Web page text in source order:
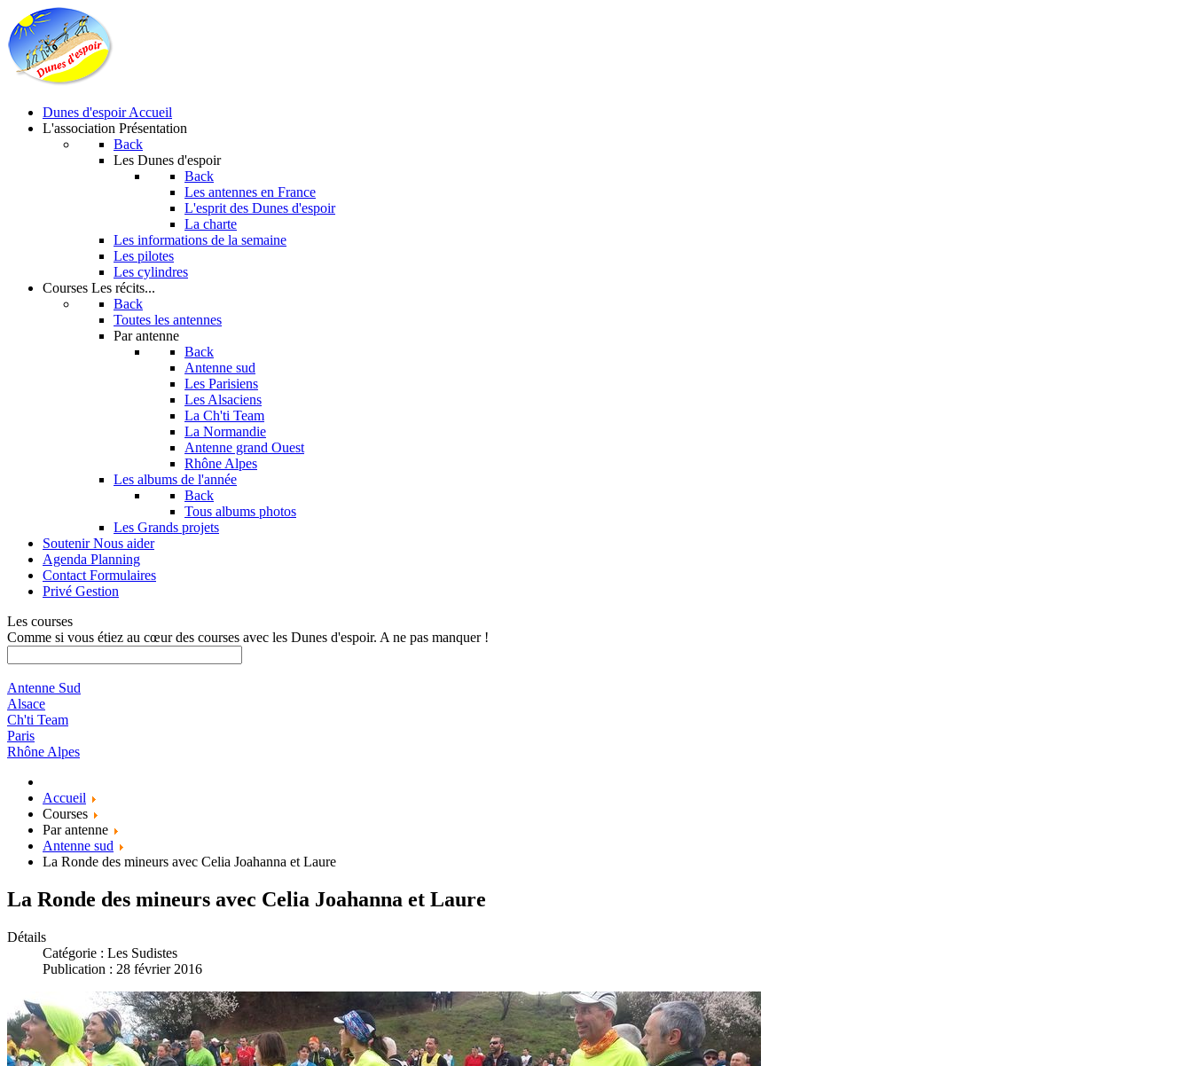
Dunes d'espoir Accueil
L'association Présentation
Back
Les Dunes d'espoir
Back
Les antennes en France
L'esprit des Dunes d'espoir
La charte
Les informations de la semaine
Les pilotes
Les cylindres
Courses Les récits...
Back
Toutes les antennes
Par antenne
Back
Antenne sud
Les Parisiens
Les Alsaciens
La Ch'ti Team
La Normandie
Antenne grand Ouest
Rhône Alpes
Les albums de l'année
Back
Tous albums photos
Les Grands projets
Soutenir Nous aider
Agenda Planning
Contact Formulaires
Privé Gestion
Les courses
Comme si vous étiez au cœur des courses avec les Dunes d'espoir. A ne pas manquer !
Antenne Sud
Alsace
Ch'ti Team
Paris
Rhône Alpes
Accueil
Courses
Par antenne
Antenne sud
La Ronde des mineurs avec Celia Joahanna et Laure
La Ronde des mineurs avec Celia Joahanna et Laure
Détails
Catégorie : Les Sudistes
Publication : 28 février 2016